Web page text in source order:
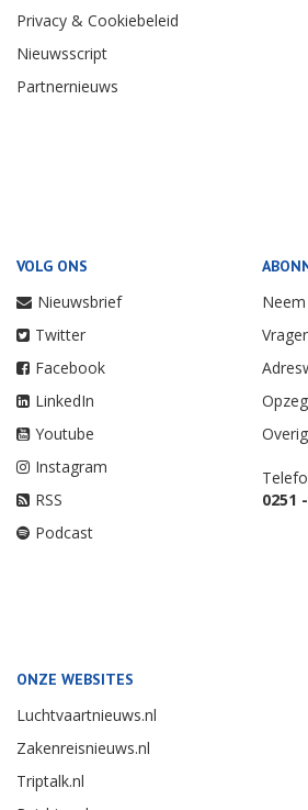
Privacy & Cookiebeleid
Nieuwsscript
Partnernieuws
VOLG ONS
Nieuwsbrief
Twitter
Facebook
LinkedIn
Youtube
Instagram
RSS
Podcast
0251
ONZE WEBSITES
Luchtvaartnieuws.nl
Zakenreisnieuws.nl
Triptalk.nl